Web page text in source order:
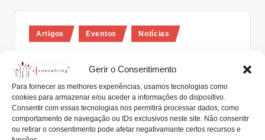
Gerir o Consentimento
Para fornecer as melhores experiências, usamos tecnologias como
cookies para armazenar e/ou aceder a informações do dispositivo.
Consentir com essas tecnologias nos permitirá processar dados, como
comportamento de navegação ou IDs exclusivos neste site. Não consentir
ou retirar o consentimento pode afetar negativamante certos recursos e
Posted
in
Artigos Eventos Notícias
sucessão familiar nas empresas
by
António Nogueira da Costa Março 3, 2016
O Europarque, em Santa Maria da Feira, recebe esta
quinta-feira, 3 de março, a última…